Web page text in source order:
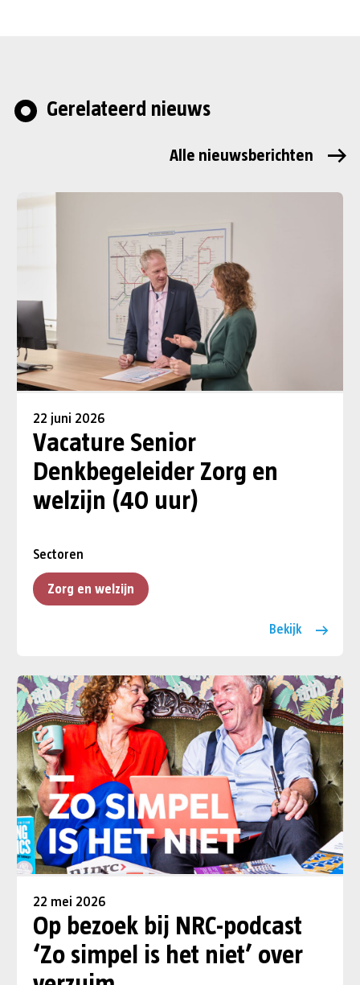
Gerelateerd nieuws
Alle nieuwsberichten
22 juni 2026
Vacature Senior
Denkbegeleider Zorg en
welzijn (40 uur)
Sectoren
Zorg en welzijn
Bekijk
22 mei 2026
Op bezoek bij NRC-podcast
‘Zo simpel is het niet’ over